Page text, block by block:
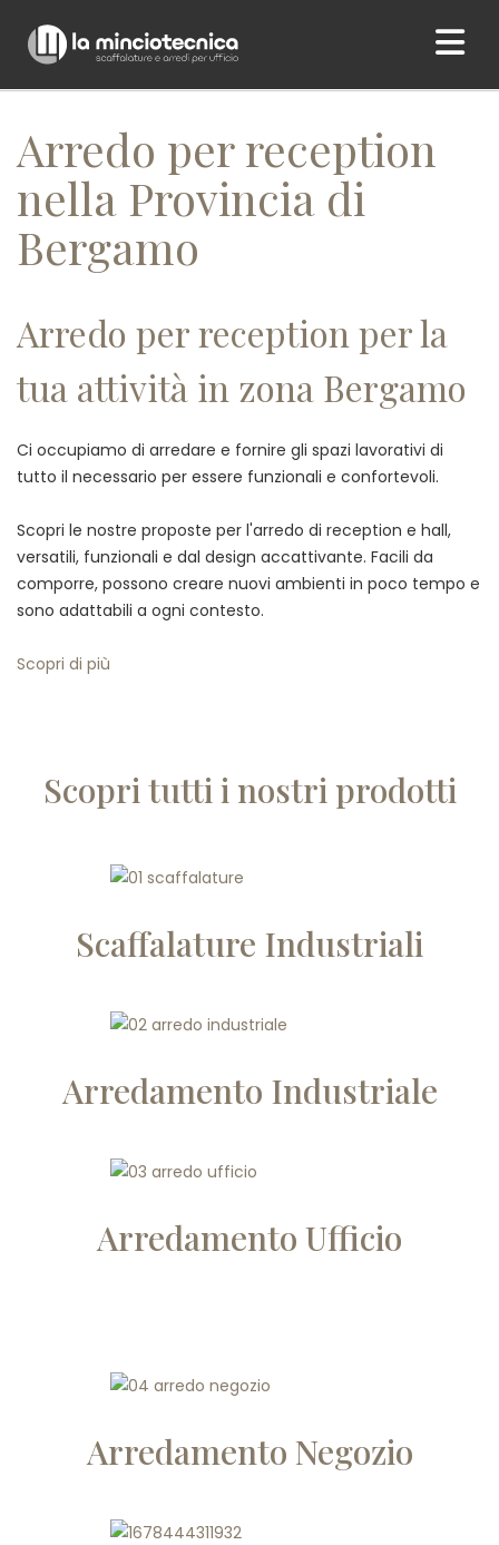
Home/ Arredo per reception nella Provincia di Bergamo
Arredo per reception
nella Provincia di
Bergamo
Arredo per reception per la
tua attività in zona Bergamo
Ci occupiamo di arredare e fornire gli spazi lavorativi di
tutto il necessario per essere funzionali e confortevoli.
Scopri le nostre proposte per l'arredo di reception e hall,
versatili, funzionali e dal design accattivante. Facili da
comporre, possono creare nuovi ambienti in poco tempo e
sono adattabili a ogni contesto.
Scopri di più
Scopri tutti i nostri prodotti
Scaffalature Industriali
Arredamento Industriale
Arredamento Ufficio
Arredamento Negozio